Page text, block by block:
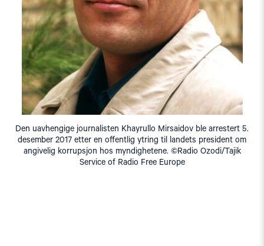
Den uavhengige journalisten Khayrullo Mirsaidov ble arrestert 5.
desember 2017 etter en offentlig ytring til landets president om
angivelig korrupsjon hos myndighetene. ©Radio Ozodi/Tajik
Service of Radio Free Europe